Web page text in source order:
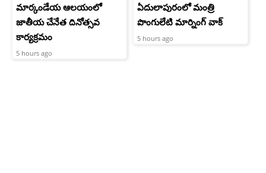
మార్కండేయ ఆలయంలో
జాతీయ చేనేత దినోత్సవ
కార్యక్రమం
5 hours ago
ఏదులాపురంలో మంత్రి
పొంగులేటి మార్నింగ్ వాక్
5 hours ago